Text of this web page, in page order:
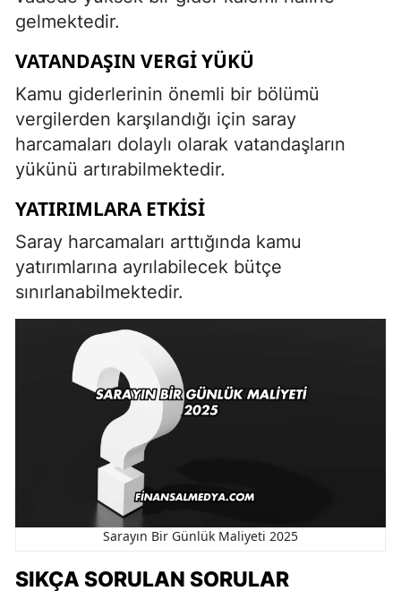
gelmektedir.
VATANDAŞIN VERGI YÜKÜ
Kamu giderlerinin önemli bir bölümü
vergilerden karşılandığı için saray
harcamaları dolaylı olarak vatandaşların
yükünü artırabilmektedir.
YATIRIMLARA ETKISI
Saray harcamaları arttığında kamu
yatırımlarına ayrılabilecek bütçe
sınırlanabilmektedir.
Sarayın Bir Günlük Maliyeti 2025
SIKÇA SORULAN SORULAR